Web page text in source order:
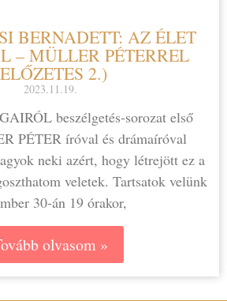
BERNADETT: AZ ÉLET
– MÜLLER PÉTERREL
2.)
2023.11.19.
beszélgetés-sorozat első
PÉTER íróval és drámaíróval
neki azért, hogy létrejött ez a
veletek. Tartsatok velünk
30-án 19 órakor,
olvasom »